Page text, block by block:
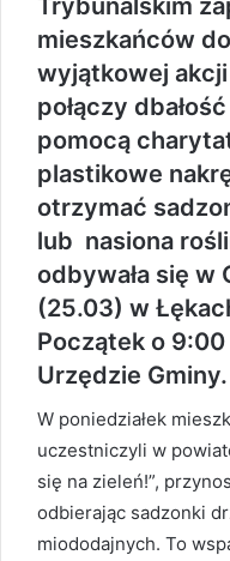
mieszkańców
wyjątkowej
połączy
pomocą
plastikowe
otrzymać
lub nasiona
odbywała się w
(25.03) w
Początek o
Urzędzie Gminy.
W poniedziałek
uczestniczyli w
się na zieleń!”,
odbierając sadzonki
miododajnych. To